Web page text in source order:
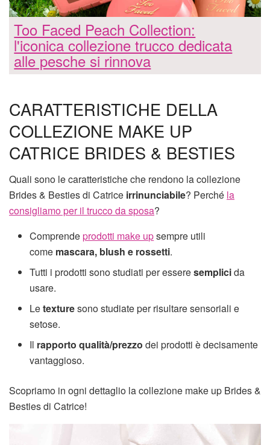
Too Faced Peach Collection:
l'iconica collezione trucco dedicata
alle pesche si rinnova
CARATTERISTICHE DELLA
COLLEZIONE MAKE UP
CATRICE BRIDES & BESTIES
Quali sono le caratteristiche che rendono la collezione
Brides & Besties di Catrice irrinunciabile? Perché la
consigliamo per il trucco da sposa?
Comprendeprodotti make upsempre utili
come mascara, blush e rossetti.
Tutti i prodotti sono studiati per esseresemplicida
usare.
Letexturesono studiate per risultare sensoriali e
setose.
Il rapporto qualità/prezzo dei prodotti è decisamente
vantaggioso.
Scopriamo in ogni dettaglio la collezione make up Brides &
Besties di Catrice!